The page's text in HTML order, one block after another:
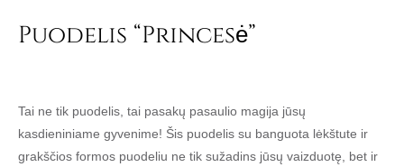
Puodelis “Princesė”
Tai ne tik puodelis, tai pasakų pasaulio magija jūsų
kasdieniniame gyvenime! Šis puodelis su banguota lėkštute ir
grakščios formos puodeliu ne tik sužadins jūsų vaizduotę, bet ir